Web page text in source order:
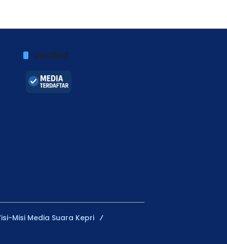
Verified
Misi Media Suara Kepri